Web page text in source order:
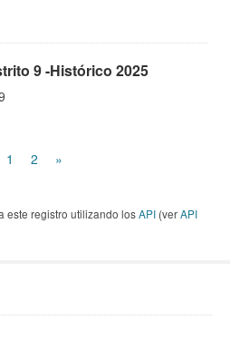
9 -Histórico 2025
1 2 »
este registro utilizando losAPI (verAPI